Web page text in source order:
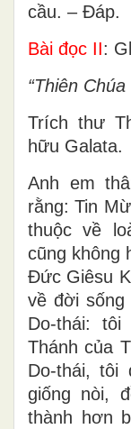
cầu. – Đáp.
Bài đọc II:
“Thiên
Trích thư
hữu Galata.
Anh em
rằng: Tin
thuộc về
cũng không
Đức Giêsu
về đời
Do-thái:
Thánh của
Do-thái, tôi
giống nòi,
thành hơn